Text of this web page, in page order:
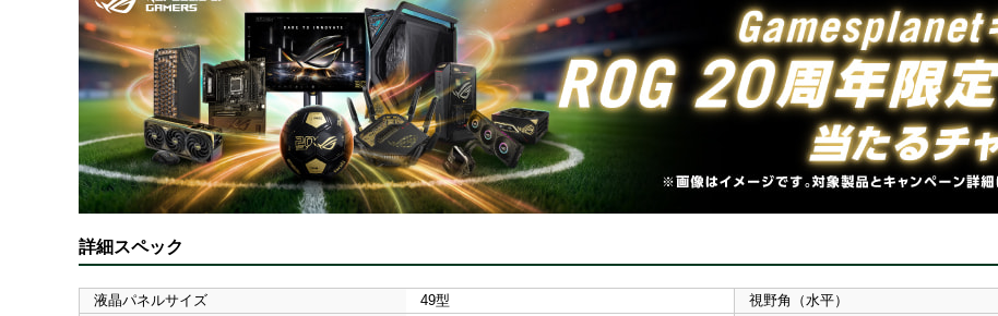
詳細スペック
液晶パネルサイズ 49型 視野角（水平）